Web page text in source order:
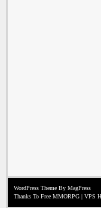
WordPress Theme By MagPress
Thanks To Free MMORPG | VPS